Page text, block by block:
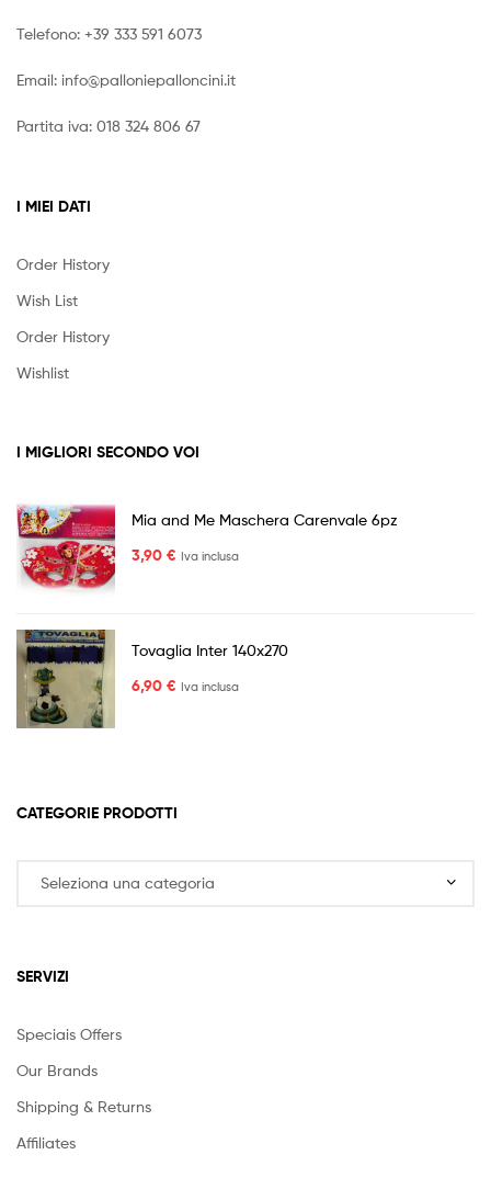
Telefono: +39 333 591 6073
Email: info@palloniepalloncini.it
Partita iva: 018 324 806 67
I MIEI DATI
Order History
Wish List
Order History
Wishlist
I MIGLIORI SECONDO VOI
Mia and Me Maschera Carenvale 6pz
3,90 € Iva inclusa
Tovaglia Inter 140x270
6,90 € Iva inclusa
CATEGORIE PRODOTTI
SERVIZI
Speciais Offers
Our Brands
Shipping & Returns
Affiliates